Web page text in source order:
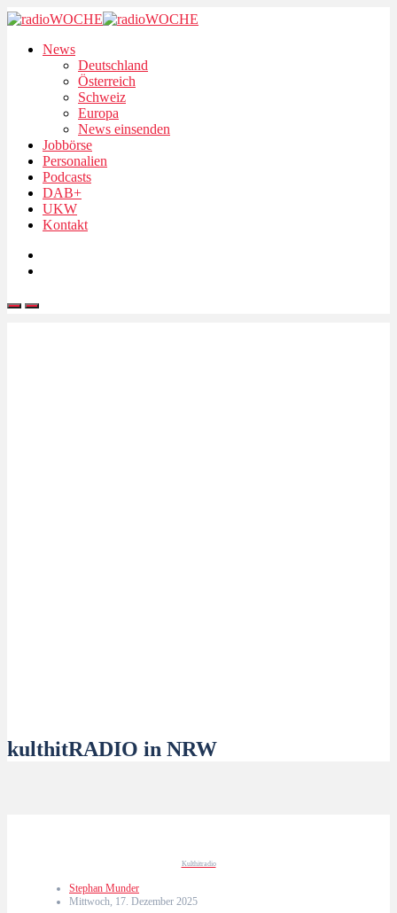
News
Deutschland
Österreich
Schweiz
Europa
News einsenden
Jobbörse
Personalien
Podcasts
DAB+
UKW
Kontakt
kulthitRADIO in NRW
Kulthitradio
Stephan Munder
Mittwoch, 17. Dezember 2025